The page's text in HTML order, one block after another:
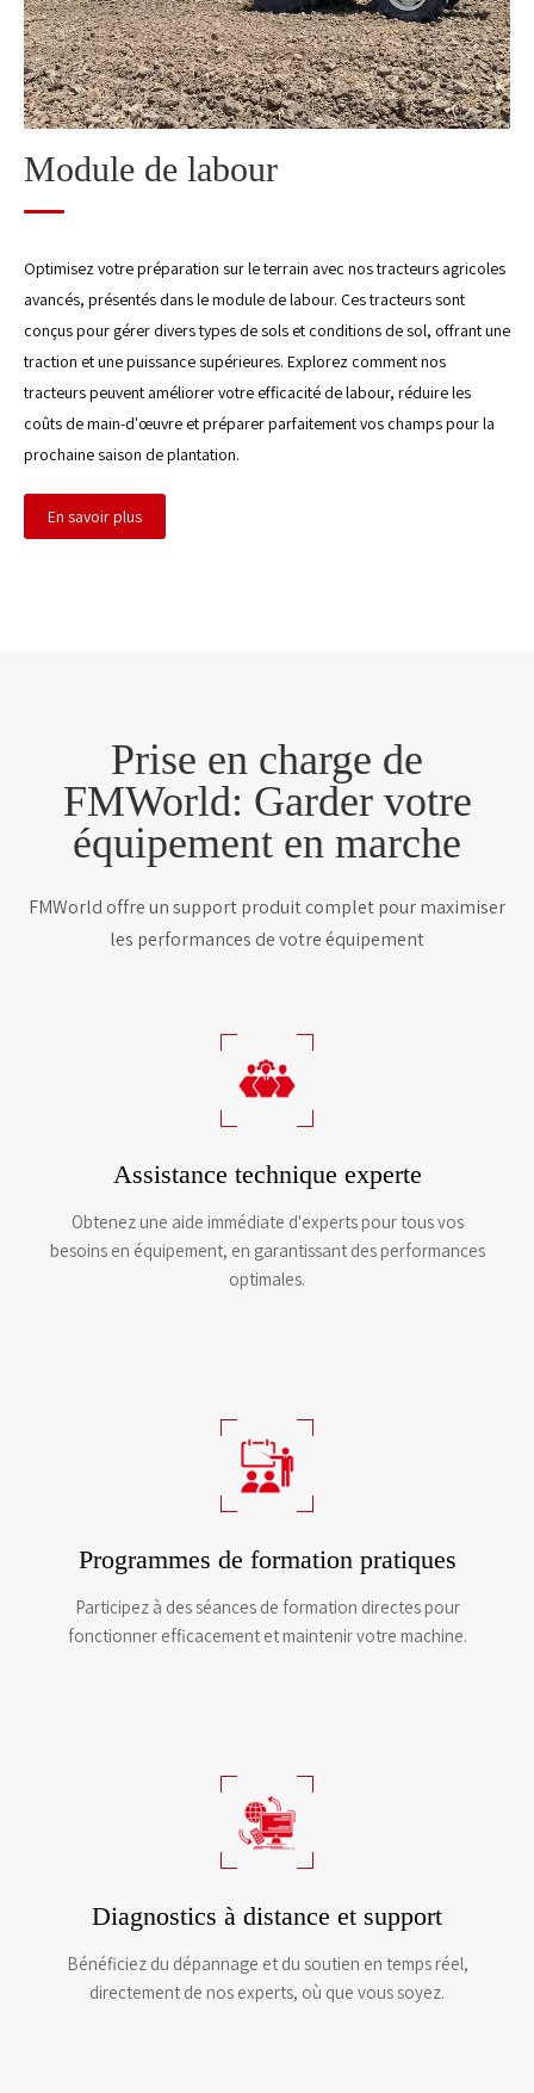
Module de traitement des grains post-récolte
Module de traitement de paille
Module de labour
Optimisez votre préparation sur le terrain avec nos tracteurs agricoles
avancés, présentés dans le module de labour. Ces tracteurs sont
conçus pour gérer divers types de sols et conditions de sol, offrant une
traction et une puissance supérieures. Explorez comment nos
tracteurs peuvent améliorer votre efficacité de labour, réduire les
coûts de main-d'œuvre et préparer parfaitement vos champs pour la
prochaine saison de plantation.
En savoir plus
Prise en charge de
FMWorld: Garder votre
équipement en marche
FMWorld offre un support produit complet pour maximiser
les performances de votre équipement
Assistance technique experte
Obtenez une aide immédiate d'experts pour tous vos
besoins en équipement, en garantissant des performances
optimales.
Programmes de formation pratiques
Participez à des séances de formation directes pour
fonctionner efficacement et maintenir votre machine.
Diagnostics à distance et support
Bénéficiez du dépannage et du soutien en temps réel,
directement de nos experts, où que vous soyez.